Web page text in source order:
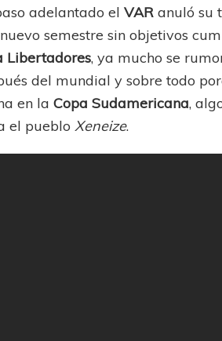
adelantado elVARanuló su
semestre sin objetivos
Libertadores, ya mucho se
del mundial y sobre todo
en laCopa Sudamericana,
el puebloXeneize.
COPA SUDAMERICANA LANÚS
Sur Defendido